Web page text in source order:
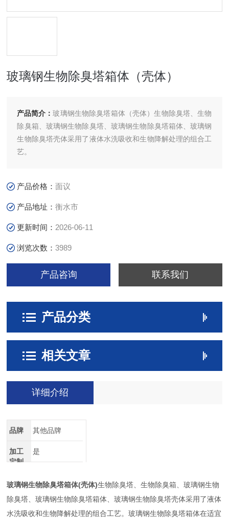
玻璃钢生物除臭塔箱体（壳体）
产品简介：玻璃钢生物除臭塔箱体（壳体）生物除臭塔、生物
除臭箱、玻璃钢生物除臭塔、玻璃钢生物除臭塔箱体、玻璃钢
生物除臭塔壳体采用了液体水洗吸收和生物降解处理的组合工
艺。
产品价格：面议
产品地址：衡水市
更新时间： 2026-06-11
浏览次数：3989
产品咨询 联系我们
产品分类
相关文章
详细介绍
品牌 其他品牌
加工
定制
是
玻璃钢生物除臭塔箱体(壳体)生物除臭塔、生物除臭箱、玻璃钢生物
除臭塔、玻璃钢生物除臭塔箱体、玻璃钢生物除臭塔壳体采用了液体
水洗吸收和生物降解处理的组合工艺。玻璃钢生物除臭塔箱体在适宜